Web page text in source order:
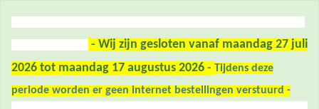
- Wij zijn gesloten vanaf maandag 27 juli
2026 tot maandag 17 augustus 2026 - Tijdens deze
periode worden er geen internet bestellingen verstuurd -